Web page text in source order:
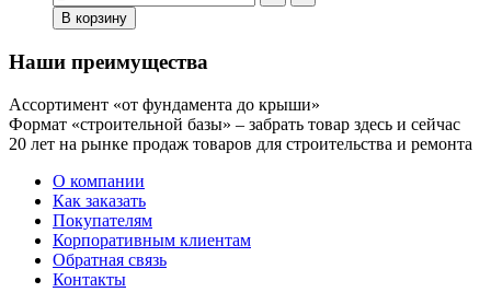
В корзину
Наши преимущества
Ассортимент «от фундамента до крыши»
Формат «строительной базы» – забрать товар здесь и сейчас
20 лет на рынке продаж товаров для строительства и ремонта
О компании
Как заказать
Покупателям
Корпоративным клиентам
Обратная связь
Контакты